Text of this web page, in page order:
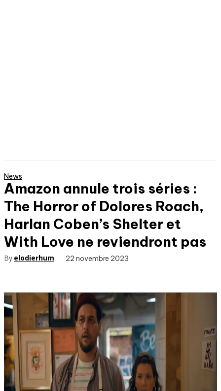
News
Amazon annule trois séries :
The Horror of Dolores Roach,
Harlan Coben’s Shelter et
With Love ne reviendront pas
By elodierhum 22 novembre 2023